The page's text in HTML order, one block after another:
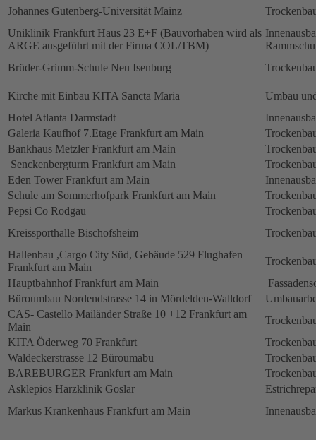
Johannes Gutenberg-Universität Mainz
Uniklinik Frankfurt Haus 23 E+F (Bauvorhaben wird als
ARGE ausgeführt mit der Firma COL/TBM)
Brüder-Grimm-Schule Neu Isenburg
Kirche mit Einbau KITA Sancta Maria
Umbau
Hotel Atlanta Darmstadt
Galeria Kaufhof 7.Etage Frankfurt am Main
Bankhaus Metzler Frankfurt am Main
Senckenbergturm Frankfurt am Main
Eden Tower Frankfurt am Main
Schule am Sommerhofpark Frankfurt am Main
Pepsi Co Rodgau
Kreissporthalle Bischofsheim
Hallenbau ,Cargo City Süd, Gebäude 529 Flughafen
Frankfurt am Main
Hauptbahnhof Frankfurt am Main
Büroumbau Nordendstrasse 14 in Mördelden-Walldorf
CAS- Castello Mailänder Straße 10 +12 Frankfurt am
Main
KITA Öderweg 70 Frankfurt
Waldeckerstrasse 12 Büroumabu
BAREBURGER Frankfurt am Main
Asklepios Harzklinik Goslar
Markus Krankenhaus Frankfurt am Main